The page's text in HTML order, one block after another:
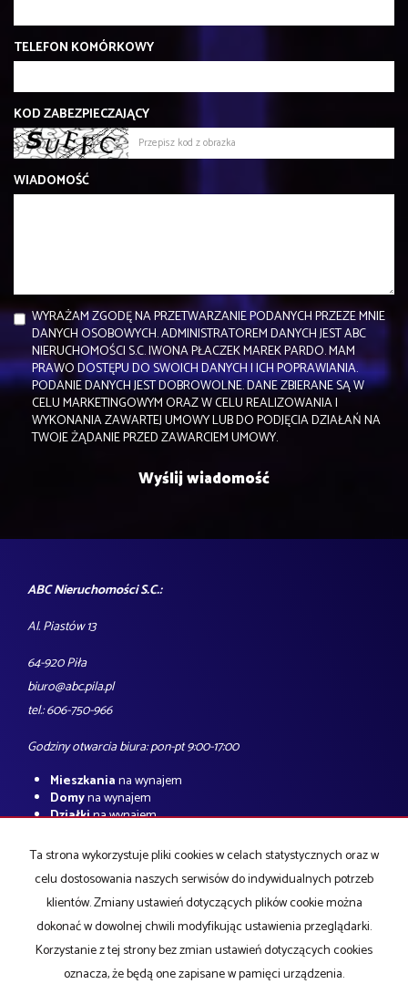
TELEFON KOMÓRKOWY
KOD ZABEZPIECZAJĄCY
WIADOMOŚĆ
WYRAŻAM ZGODĘ NA PRZETWARZANIE PODANYCH PRZEZE MNIE
DANYCH OSOBOWYCH. ADMINISTRATOREM DANYCH JEST ABC
NIERUCHOMOŚCI S.C. IWONA PŁACZEK MAREK PARDO. MAM
PRAWO DOSTĘPU DO SWOICH DANYCH I ICH POPRAWIANIA.
PODANIE DANYCH JEST DOBROWOLNE. DANE ZBIERANE SĄ W
CELU MARKETINGOWYM ORAZ W CELU REALIZOWANIA I
WYKONANIA ZAWARTEJ UMOWY LUB DO PODJĘCIA DZIAŁAŃ NA
TWOJE ŻĄDANIE PRZED ZAWARCIEM UMOWY.
ABC Nieruchomości S.C.:
Al. Piastów 13
64-920 Piła
biuro@abc.pila.pl
tel.: 606-750-966
Godziny otwarcia biura: pon-pt 9:00-17:00
Mieszkaniana wynajem
Domyna wynajem
Działkina wynajem
Halena wynajem
Obiekty
na wynajem
Mieszkaniana sprzedaż
Domy
na sprzedaż
Działkina sprzedaż
Lokalena sprzedaż
Halena sprzedaż
Ta strona wykorzystuje pliki cookies w celach statystycznych oraz w
celu dostosowania naszych serwisów do indywidualnych potrzeb
klientów. Zmiany ustawień dotyczących plików cookie można
dokonać w dowolnej chwili modyfikując ustawienia przeglądarki.
Korzystanie z tej strony bez zmian ustawień dotyczących cookies
oznacza, że będą one zapisane w pamięci urządzenia.